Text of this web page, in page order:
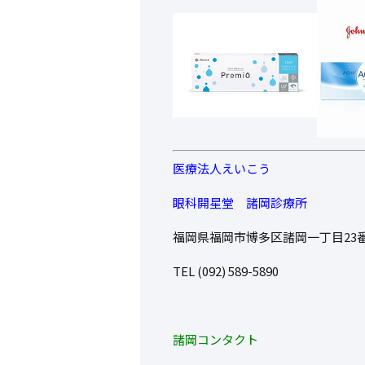
医療法人えいこう
眼科開星堂 諸岡診療所
福岡県福岡市博多区諸岡一丁目23
TEL (092) 589-5890
諸岡コンタクト